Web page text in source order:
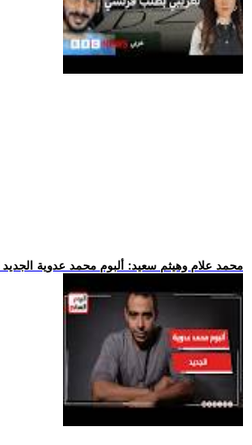
.. محمد علام وهيثم سعيد: ألبوم محمد عدوية الجديد